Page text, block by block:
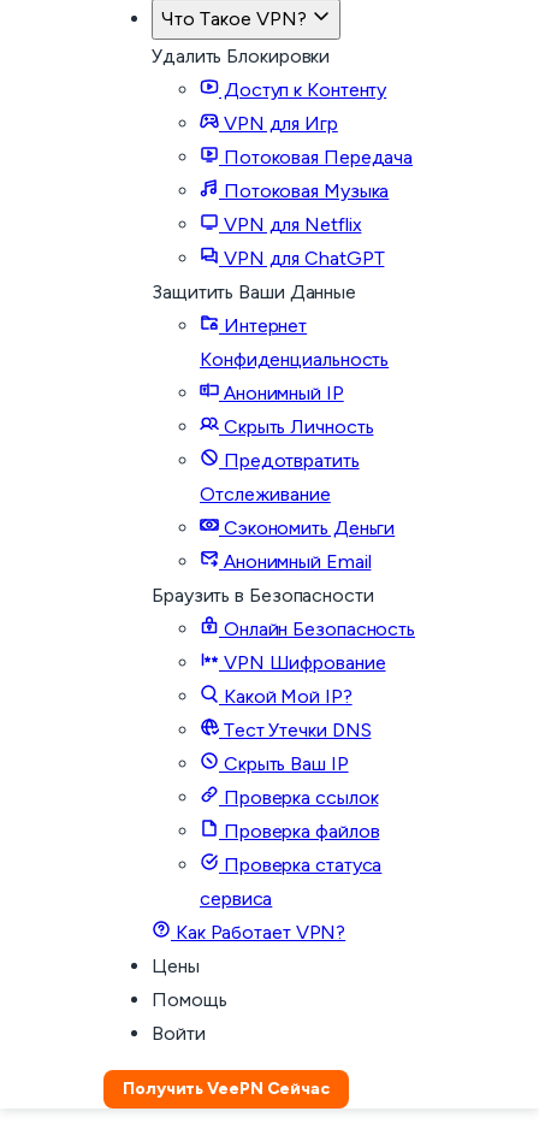
Что Такое VPN?
Удалить Блокировки
Доступ к Контенту
VPN для Игр
Потоковая Передача
Потоковая Музыка
VPN для Netflix
VPN для ChatGPT
Защитить Ваши Данные
Интернет
Конфиденциальность
Анонимный IP
Скрыть Личность
Предотвратить
Отслеживание
Сэкономить Деньги
Анонимный Email
Браузить в Безопасности
Онлайн Безопасность
VPN Шифрование
Какой Мой IP?
Тест Утечки DNS
Скрыть Ваш IP
Проверка ссылок
Проверка файлов
Проверка статуса
сервиса
Как Работает VPN?
Цены
Помощь
Войти
Получить VeePN Сейчас